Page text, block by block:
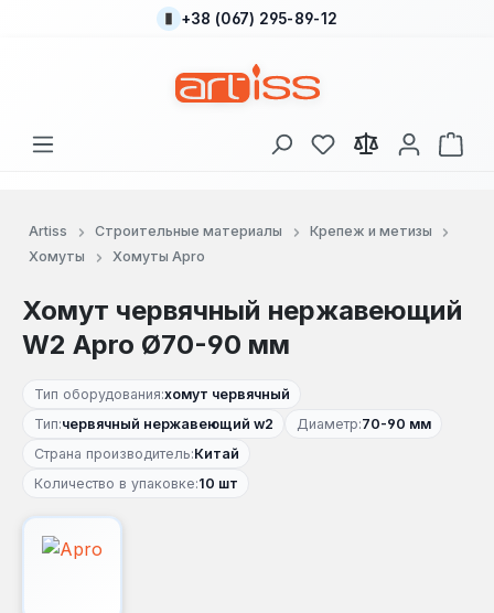
Перейти к основному содержанию
+38 (067) 295-89-12
У вас есть товары
В
Artiss Строительные материалы
Крепеж и метизы
Хомуты
Хомуты Apro
Хомут червячный нержавеющий
W2 Apro Ø70-90 мм
Тип оборудования:хомут червячный
Тип:червячный нержавеющий w2 Диаметр:70-90 мм
Страна производитель:Китай
Количество в упаковке:10 шт